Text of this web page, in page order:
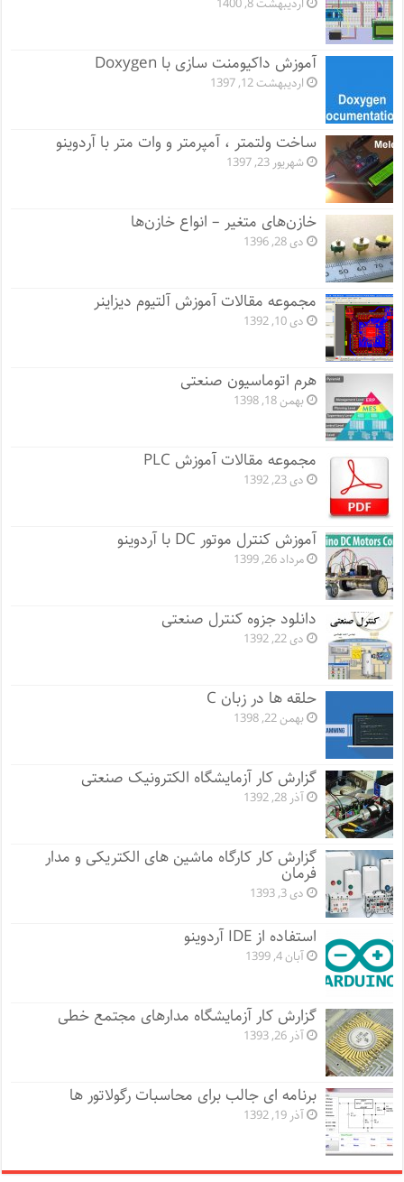
اردیبهشت 8, 1400
آموزش داکیومنت سازی با Doxygen
اردیبهشت 12, 1397
ساخت ولتمتر ، آمپرمتر و وات متر با آردوینو
شهریور 23, 1397
خازن‌های متغیر – انواع خازن‌ها
دی 28, 1396
مجموعه مقالات آموزش آلتیوم دیزاینر
دی 10, 1392
هرم اتوماسیون صنعتی
بهمن 18, 1398
مجموعه مقالات آموزش PLC
دی 23, 1392
آموزش کنترل موتور DC با آردوینو
مرداد 26, 1399
دانلود جزوه کنترل صنعتی
دی 22, 1392
حلقه ها در زبان C
بهمن 22, 1398
گزارش کار آزمایشگاه الکترونیک صنعتی
آذر 28, 1392
گزارش کار کارگاه ماشین های الکتریکی و مدار
فرمان
دی 3, 1393
استفاده از IDE آردوینو
آبان 4, 1399
گزارش کار آزمایشگاه مدارهای مجتمع خطی
آذر 26, 1393
برنامه ای جالب برای محاسبات رگولاتور ها
آذر 19, 1392